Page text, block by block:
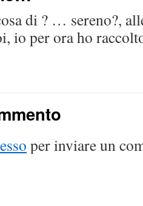
di ? … sereno?,
io per ora ho
per inviare un